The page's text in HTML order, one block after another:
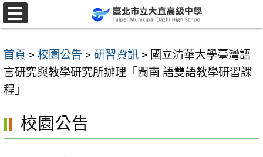
跳
至
要
內
容
首頁 > 校園公告 > 研習資訊 > 國立清華大學臺灣語
言研究與教學研究所辦理「閩南 語雙語教學研習課
程」
校園公告
選
單